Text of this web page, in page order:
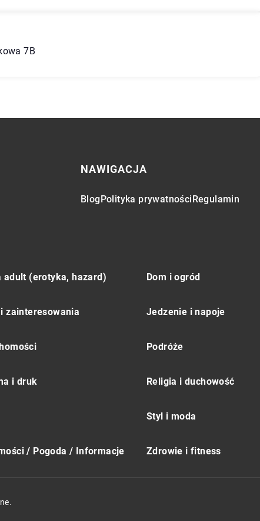
7B
NAWIGACJA
BlogPolityka prywatnościRegulamin
adult (erotyka, hazard) Dom i ogród
zainteresowania Jedzenie i napoje
Podróże
i druk Religia i duchowość
Styl i moda
/ Pogoda / Informacje Zdrowie i fitness